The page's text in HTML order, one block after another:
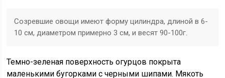
Созревшие овощи имеют форму цилиндра, длиной в 6-
10 см, диаметром примерно 3 см, и весят 90-100г.
Темно-зеленая поверхность огурцов покрыта
маленькими бугорками с черными шипами. Мякоть